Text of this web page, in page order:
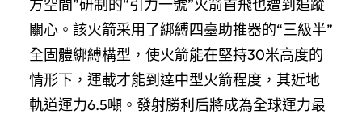
方空間”研制的“引力一號”火箭首飛也遭到追蹤
關心。該火箭采用了綁縛四臺助推器的“三級半”
全固體綁縛構型，使火箭能在堅持30米高度的
情形下，運載才能到達中型火箭程度，其近地
軌道運力6.5噸。發射勝利后將成為全球運力最